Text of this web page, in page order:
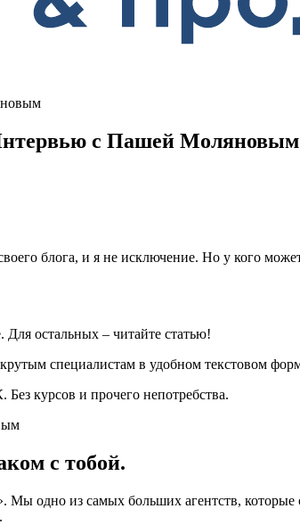
Интервью с Пашей Моляновым
блога, и я не исключение. Но у кого
остальных – читайте статью!
специалистам в удобном текстовом
курсов и прочего непотребства.
с тобой.
одно из самых больших агентств, которые